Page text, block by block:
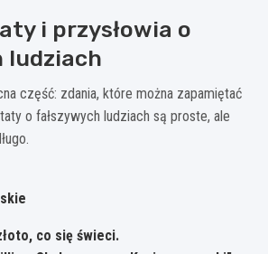
i przysłowia o
ludziach
część: zdania, które można zapamiętać
o fałszywych ludziach są proste, ale
co się świeci.